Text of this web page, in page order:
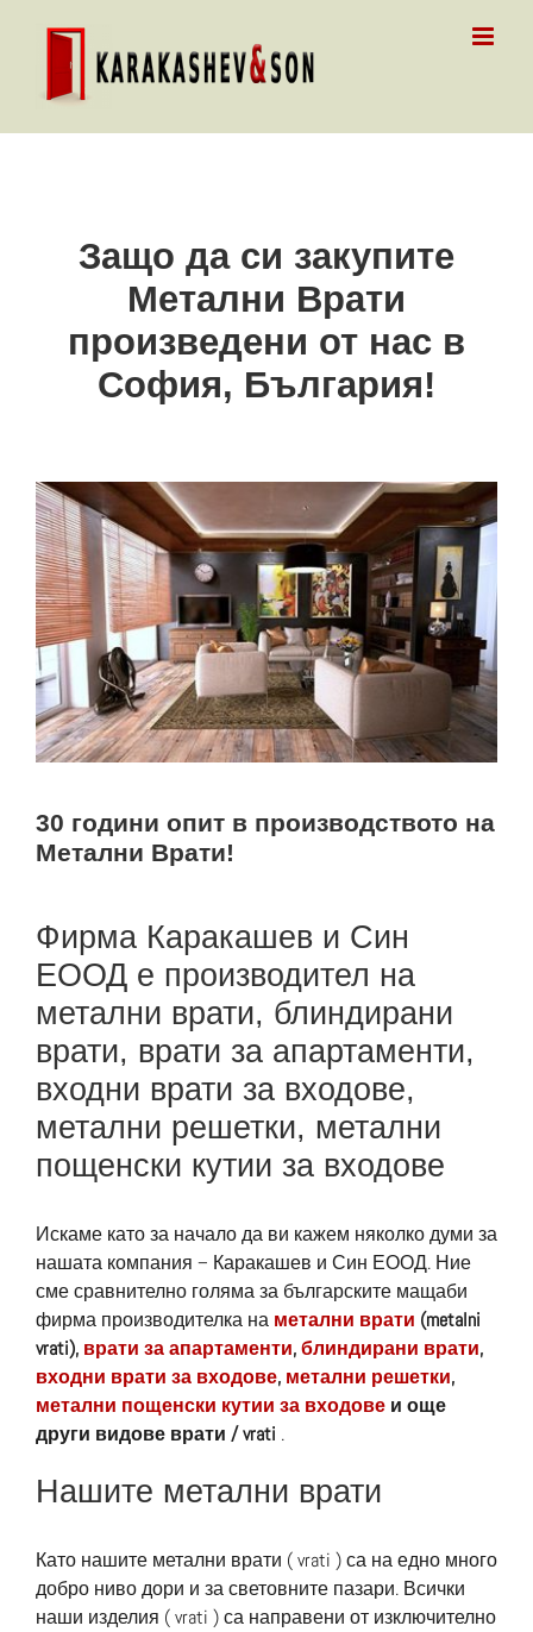
Защо да си закупите
Метални Врати
произведени от нас в
София, България!
30 години опит в производството на
Метални Врати!
Фирма Каракашев и Син
ЕООД е производител на
метални врати, блиндирани
врати, врати за апартаменти,
входни врати за входове,
метални решетки, метални
пощенски кутии за входове
Искаме като за начало да ви кажем няколко думи за
нашата компания – Каракашев и Син ЕООД. Ние
сме сравнително голяма за българските мащаби
фирма производителка на метални врати (metalni
vrati), врати за апартаменти,блиндирани врати,
входни врати за входове, метални решетки,
метални пощенски кутии за входове и още
други видове врати / vrati .
Нашите метални врати
Като нашите метални врати ( vrati ) са на едно много
добро ниво дори и за световните пазари. Всички
наши изделия ( vrati ) са направени от изключително